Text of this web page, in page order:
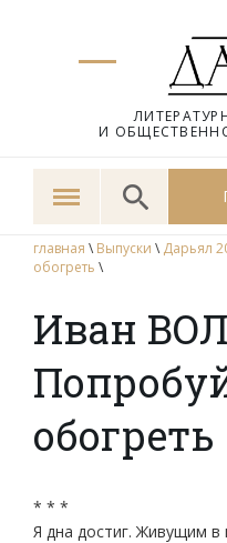
И
главная \ Выпуски \ Дарьял
обогреть \
Иван
обогреть
* * *
Я дна достиг. Живущим в